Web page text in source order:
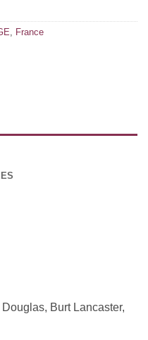
, France
Burt Lancaster,